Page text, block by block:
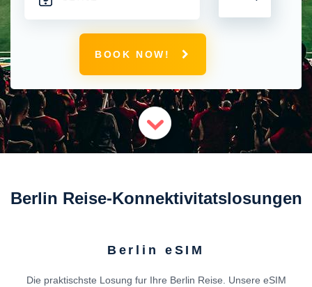
BOOK NOW!
Berlin Reise-Konnektivitatslosungen
Berlin eSIM
Die praktischste Losung fur Ihre Berlin Reise. Unsere eSIM